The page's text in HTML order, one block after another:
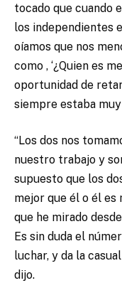
tocado que cuando
los independientes
oíamos que nos
como , ‘¿Quien es
oportunidad de
siempre estaba
“Los dos nos
nuestro trabajo y
supuesto que los
mejor que él o él es
que he mirado
Es sin duda el
luchar, y da la
dijo.